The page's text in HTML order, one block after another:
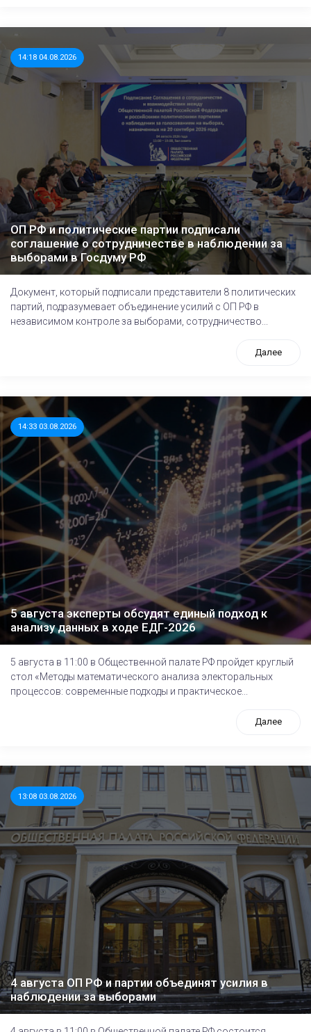
14:18 04.08.2026
ОП РФ и политические партии подписали
соглашение о сотрудничестве в наблюдении за
выборами в Госдуму РФ
Документ, который подписали представители 8 политических
партий, подразумевает объединение усилий с ОП РФ в
независимом контроле за выборами, сотрудничество...
Далее
14:33 03.08.2026
5 августа эксперты обсудят единый подход к
анализу данных в ходе ЕДГ-2026
5 августа в 11:00 в Общественной палате РФ пройдет круглый
стол «Методы математического анализа электоральных
процессов: современные подходы и практическое...
Далее
13:08 03.08.2026
4 августа ОП РФ и партии объединят усилия в
наблюдении за выборами